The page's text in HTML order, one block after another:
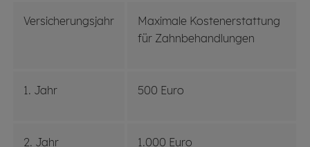
Versicherungsjahr
Maximale Kostenerstattung
für Zahnbehandlungen
1. Jahr 500 Euro
2. Jahr 1.000 Euro